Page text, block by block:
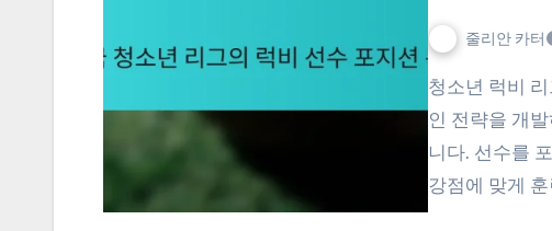
줄리안 카터
청소년 럭비 리그에서 선수 포지션을 이해하는 것은 효과적
인 전략을 개
니다. 선수를
강점에 맞게